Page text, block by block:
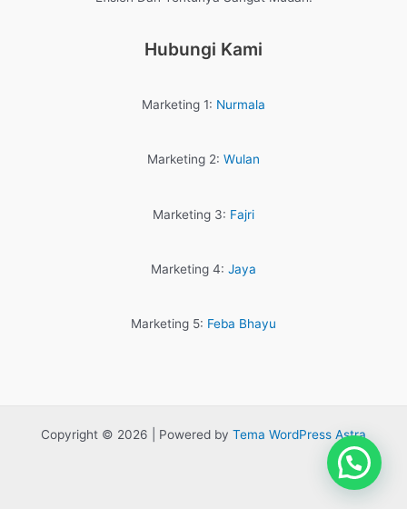
Hubungi Kami
Marketing 1: Nurmala
Marketing 2: Wulan
Marketing 3: Fajri
Marketing 4: Jaya
Marketing 5: Feba Bhayu
Copyright © 2026 | Powered by Tema WordPress Astra